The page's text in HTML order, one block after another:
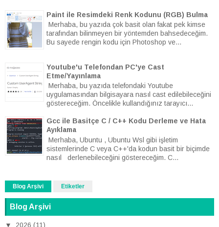
Paint ile Resimdeki Renk Kodunu (RGB) Bulma
Merhaba, bu yazıda çok basit olan fakat pek kimse
tarafından bilinmeyen bir yöntemden bahsedeceğim.
Bu sayede rengin kodu için Photoshop ve...
Youtube'u Telefondan PC'ye Cast
Etme/Yayınlama
Merhaba, bu yazıda telefondaki Youtube
uygulamasından bilgisayara nasıl cast edilebileceğini
göstereceğim. Öncelikle kullandığınız tarayıcı...
Gcc ile Basitçe C / C++ Kodu Derleme ve Hata
Ayıklama
Merhaba, Ubuntu , Ubuntu Wsl gibi işletim
sistemlerinde C veya C++'da kodun basit bir biçimde
nasıl derlenebileceğini göstereceğim. C...
Blog Arşivi Etiketler
Blog Arşivi
▼ 2026 (11)